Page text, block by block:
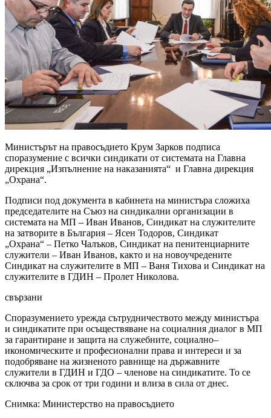
Министърът на правосъдието Крум Зарков подписа
споразумение с всички синдикати от системата на Главна
дирекция „Изпълнение на наказанията“ и Главна дирекция
„Охрана“.
Подписи под документа в кабинета на министъра сложиха
председателите на Съюз на синдикални организации в
системата на МП – Иван Иванов, Синдикат на служителите
на затворите в България – Ясен Тодоров, Синдикат
„Охрана“ – Петко Чалъков, Синдикат на пенитенциарните
служители – Иван Иванов, както и на новоучредените
Синдикат на служителите в МП – Ваня Тихова и Синдикат на
служителите в ГДИН – Пролет Николова.
свързани
Споразумението урежда сътрудничеството между министъра
и синдикатите при осъществяване на социалния диалог в МП
за гарантиране и защита на служебните, социално–
икономическите и професионални права и интереси и за
подобряване на жизненото равнище на държавните
служители в ГДИН и ГДО – членове на синдикатите. То се
сключва за срок от три години и влиза в сила от днес.
Снимка: Министерство на правосъдието